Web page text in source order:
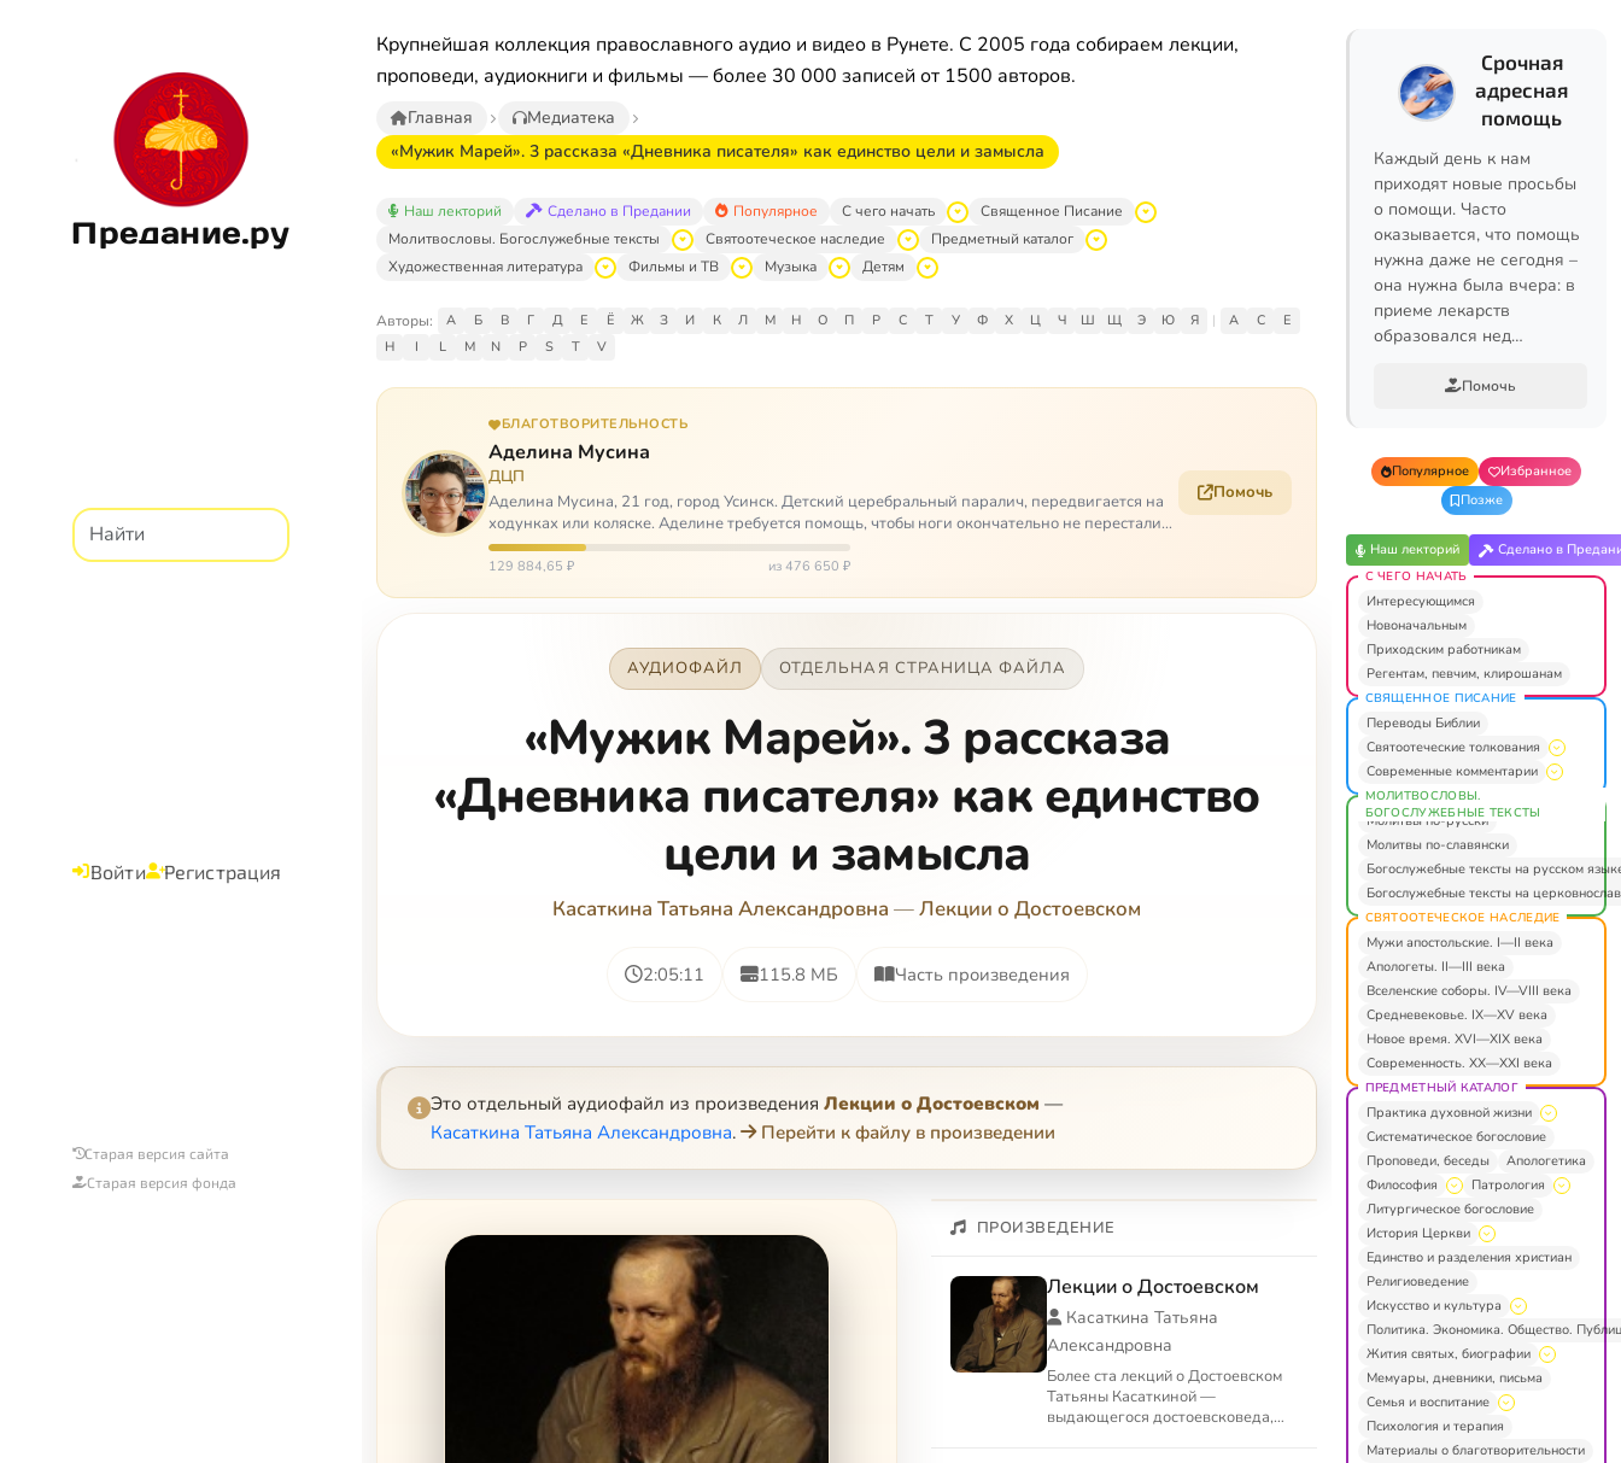
Предание.ру
Войти Регистрация
Старая версия сайта
Старая версия фонда
Крупнейшая коллекция православного аудио и видео в Рунете. С 2005 года собираем лекции,
проповеди, аудиокниги и фильмы — более 30 000 записей от 1500 авторов.
Главная
Медиатека
«Мужик Марей». 3 рассказа «Дневника писателя» как единство цели и замысла
Наш лекторий Сделано в Предании Популярное С чего начать
Священное Писание
Молитвословы. Богослужебные тексты
Святоотеческое наследие
Предметный каталог
Художественная литература
Фильмы и ТВ Музыка Детям
Авторы: А Б В Г Д Е Ё Ж З И К Л М Н О П Р С Т У Ф Х Ц Ч Ш Щ Э Ю Я | A C
E
H
I L M N P S T V
БЛАГОТВОРИТЕЛЬНОСТЬ
Аделина Мусина
ДЦП
Аделина Мусина, 21 год, город Усинск. Детский церебральный паралич, передвигается на
ходунках или коляске. Аделине требуется помощь, чтобы ноги окончательно не перестали
слушаться…
129 884,65 ₽ из 476 650 ₽
Помочь
АУДИОФАЙЛ ОТДЕЛЬНАЯ СТРАНИЦА ФАЙЛА
«Мужик Марей». 3 рассказа
«Дневника писателя» как единство
цели и замысла
Касаткина Татьяна Александровна —Лекции о Достоевском
2:05:11 115.8 МБ Часть произведения
Это отдельный аудиофайл из произведения Лекции о Достоевском —
Касаткина Татьяна Александровна. Перейти к файлу в произведении
ПРОИЗВЕДЕНИЕ
Лекции о Достоевском
Касаткина Татьяна
Александровна
Более ста лекций о Достоевском
Татьяны Касаткиной —
выдающегося достоевсковеда,
Срочная
адресная
помощь
Каждый день к нам
приходят новые просьбы
о помощи. Часто
оказывается, что помощь
нужна даже не сегодня –
она нужна была вчера: в
приеме лекарств
образовался нед…
Помочь
Популярное
Избранное
Позже
Наш лекторий Сделано в
С ЧЕГО НАЧАТЬ
Интересующимся
Новоначальным
Приходским работникам
Регентам, певчим, клирошанам
СВЯЩЕННОЕ ПИСАНИЕ
Переводы Библии
Святоотеческие толкования
Современные комментарии
МОЛИТВОСЛОВЫ.
БОГОСЛУЖЕБНЫЕ ТЕКСТЫ
Молитвы по-русски
Молитвы по-славянски
Богослужебные тексты на русском
Богослужебные тексты на
СВЯТООТЕЧЕСКОЕ НАСЛЕДИЕ
Мужи апостольские. I—II века
Апологеты. II—III века
Вселенские соборы. IV—VIII века
Средневековье. IX—XV века
Новое время. XVI—XIX века
Современность. XX—XXI века
ПРЕДМЕТНЫЙ КАТАЛОГ
Практика духовной жизни
Систематическое богословие
Проповеди, беседы
Апологетика
Философия
Патрология
Литургическое богословие
История Церкви
Единство и разделения христиан
Религиоведение
Искусство и культура
Политика. Экономика. Общество.
Жития святых, биографии
Мемуары, дневники, письма
Семья и воспитание
Психология и терапия
Материалы о благотворительности